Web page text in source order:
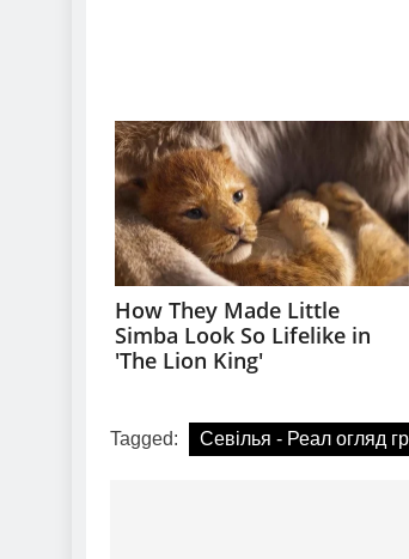
Tagged: Севілья - Реал огляд